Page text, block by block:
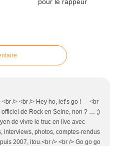
<br /> <br /> Hey ho, let’s go ! <br
officiel de Rock en Seine, non ? … ;)
de vivre le truc en live avec
interviews, photos, comptes-rendus
2007, itou.<br /> <br /> Go go go